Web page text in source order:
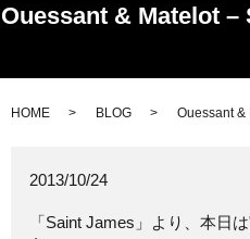
Ouessant & Matelot –
HOME BLOG Ouessant &
2013/10/24
「Saint James」より、本日